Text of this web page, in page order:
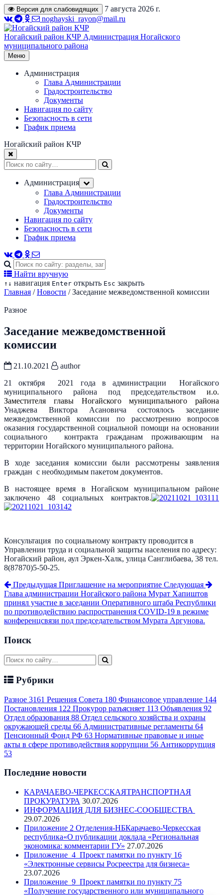
Перейти
к
содержимому
Версия для слабовидящих
7 августа 2026 г.
noghayski_rayon@mail.ru
Ногайский район КЧР Администрация Ногайского
муниципального района
Меню
Администрация
Глава Администрации
Градостроительство
Документы
Навигация по сайту
Безопасность в сети
График приема
Ногайский район КЧР
Администрация
Глава Администрации
Градостроительство
Документы
Навигация по сайту
Безопасность в сети
График приема
Найти вручную
↑ ↓ навигация Enter открыть Esc закрыть
Главная / Новости / Заседание межведомственной комиссии
Разное
Заседание межведомственной
комиссии
21.10.2021
author
21 октября 2021 года в администрации Ногайского
муниципального района под председательством и.о.
Заместителя главы Ногайского муниципального района
Унаджева Виктора Асановича состоялось заседание
межведомственной комиссии по рассмотрению вопросов
оказания государственной социальной помощи на основании
социального контракта гражданам проживающим на
территории Ногайского муниципального района.
В ходе заседания комиссии были рассмотрены заявления
граждан с необходимым пакетом документов.
В настоящее время в Ногайском муниципальном районе
заключено 48 социальных контрактов.
Консультация по социальному контракту проводится в
Управлении труда и социальной защиты населения по адресу:
Ногайский район, аул Эркен-Халк, улица Санглибаева, 38 тел.
8(87870)5-50-25.
Предыдущая Приглашение на мероприятие Следующая
Глава администрации Ногайского района Мурат Хапиштов
принял участие в заседании Оперативного штаба Республики
по противодействию распространения COVID-19 в режиме
конференцсвязи под председательством Мурата Аргунова.
Поиск
Рубрики
Разное 3161 Решения Совета 180 Финансовое управление 144
Постановления 122 Прокурор разъясняет 113 Объявления 92
Отдел образования 88 Отдел сельского хозяйства и охраны
окружающей среды 66 Административные регламенты 64
Пенсионный Фонд РФ 63 Нормативные правовые и иные
акты в сфере противодействия коррупции 56 Антикоррупция
53
Последние новости
КАРАЧАЕВО-ЧЕРКЕССКАЯТРАНСПОРТНАЯ
ПРОКУРАТУРА 30.07.2026
ИНФОРМАЦИЯ ДЛЯ БИЗНЕС-СООБЩЕСТВА
29.07.2026
Приложение 2 Отделения-НБКарачаево-Черкесская
республика«О публикации доклада «Региональная
экономика: комментарии ГУ» 27.07.2026
Приложение_4_Проект памятки по пункту 16
«Электронные сервисы Росреестра для бизнеса»
23.07.2026
Приложение_9_Проект памятки по пункту 75
«Получение государственного или муниципального